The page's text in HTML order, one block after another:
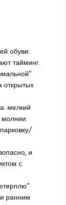
обуви:
тайминг.
открытых
мелкий
молнии.
и
с
ранним